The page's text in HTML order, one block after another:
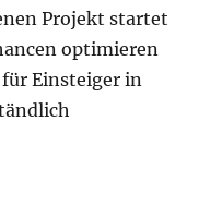
Projekt startet
optimieren
Einsteiger in